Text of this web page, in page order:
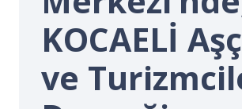
KOCAELİ
ve